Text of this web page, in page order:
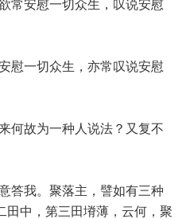
常安慰一切众生，叹说安慰
慰一切众生，亦常叹说安慰
何故为一种人说法？又复不
答我。聚落主，譬如有三种
田中，第三田塉薄，云何，聚